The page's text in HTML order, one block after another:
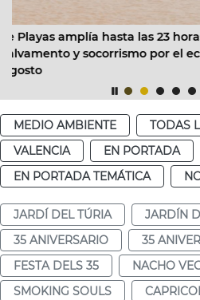
23 horas el
el eclipse
La Concejalía
15.000 litros
MEDIO AMBIENTE
TODAS
VALENCIA
EN PORTADA
EN PORTADA TEMÁTICA
JARDÍ DEL TÚRIA
JARDÍN
35 ANIVERSARIO
35
FESTA DELS 35
NACHO
SMOKING SOULS